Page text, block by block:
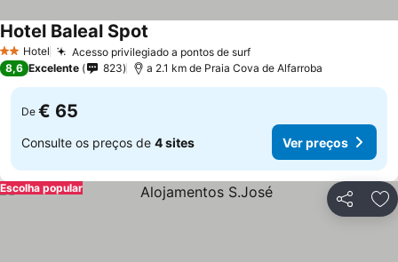
2 Estrelas
Hotel Acesso privilegiado a pontos de surfVer preços
Hotel Baleal Spot
8,6 Excelente 823 a 2.1 km de Praia Cova de Alfarroba
De € 65
Consulte os preços de 4 sites Ver preços
Partilhar
Escolha popular